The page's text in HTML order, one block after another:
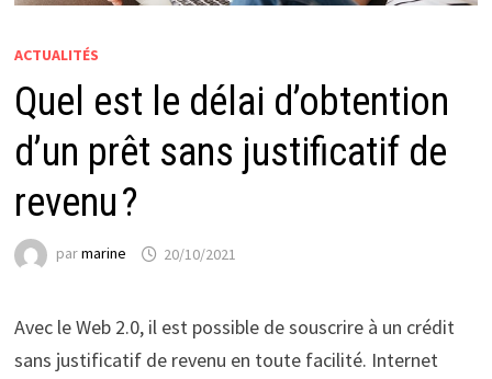
ACTUALITÉS
Quel est le délai d’obtention
d’un prêt sans justificatif de
revenu ?
parmarine 20/10/2021
Avec le Web 2.0, il est possible de souscrire à un crédit
sans justificatif de revenu en toute facilité. Internet